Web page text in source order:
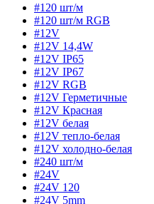
#120 шт/м
#120 шт/м RGB
#12V
#12V 14,4W
#12V IP65
#12V IP67
#12V RGB
#12V Герметичные
#12V Красная
#12V белая
#12V тепло-белая
#12V холодно-белая
#240 шт/м
#24V
#24V 120
#24V 5mm